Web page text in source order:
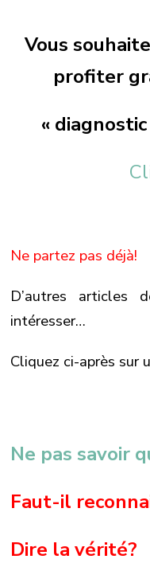
Vous
profiter
«
Ne partez pas déjà!
D’autres articles
intéresser…
Cliquez ci-après sur
Ne pas savoir
Faut-il
Dire la vérité?